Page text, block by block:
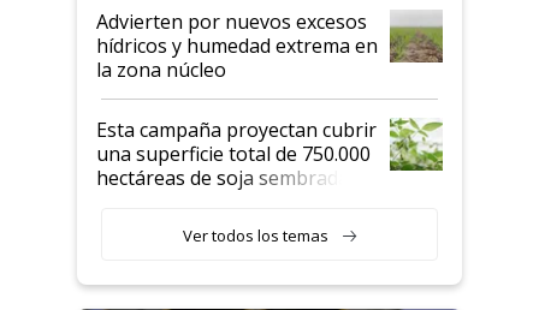
Advierten por nuevos excesos
hídricos y humedad extrema en
la zona núcleo
Esta campaña proyectan cubrir
una superficie total de 750.000
hectáreas de soja sembradas
variedades que marcan un
salto tecnológico en genética y
Ver todos los temas